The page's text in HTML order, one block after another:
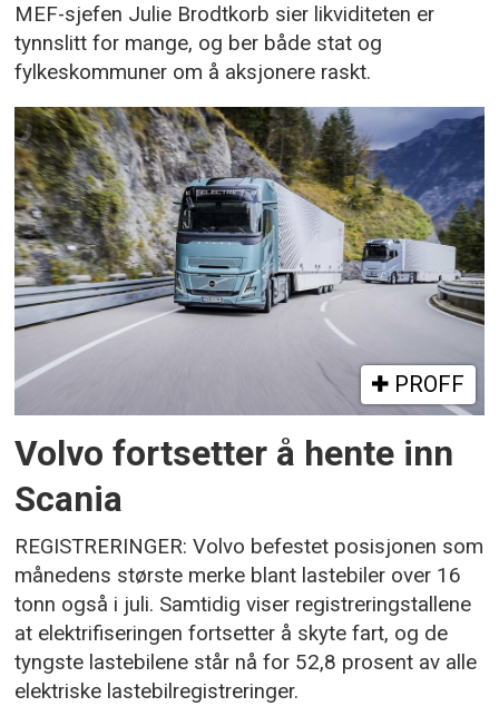
MEF-sjefen Julie Brodtkorb sier likviditeten er
tynnslitt for mange, og ber både stat og
fylkeskommuner om å aksjonere raskt.
PROFF
Volvo fortsetter å hente inn
Scania
REGISTRERINGER: Volvo befestet posisjonen som
månedens største merke blant lastebiler over 16
tonn også i juli. Samtidig viser registreringstallene
at elektrifiseringen fortsetter å skyte fart, og de
tyngste lastebilene står nå for 52,8 prosent av alle
elektriske lastebilregistreringer.